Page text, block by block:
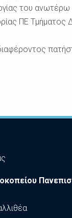
του
ΠΕ Τμήματος